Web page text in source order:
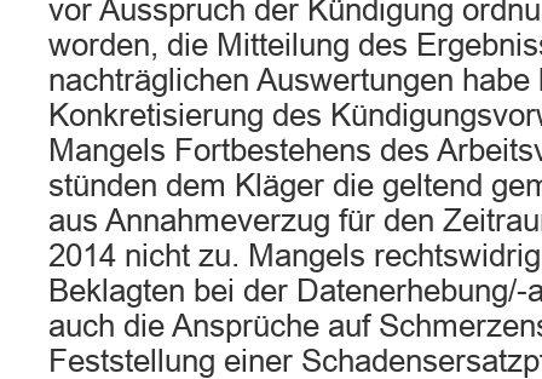
vor Ausspruch der Kündigung
worden, die Mitteilung des
nachträglichen Auswertungen habe
Konkretisierung des
Mangels Fortbestehens des
stünden dem Kläger die geltend
aus Annahmeverzug für den
2014 nicht zu. Mangels
Beklagten bei der Datenerhebung/-
auch die Ansprüche auf
Feststellung einer